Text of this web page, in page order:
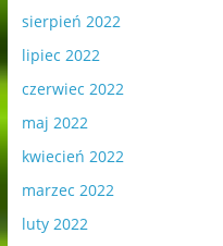
sierpień 2022
lipiec 2022
czerwiec 2022
maj 2022
kwiecień 2022
marzec 2022
luty 2022